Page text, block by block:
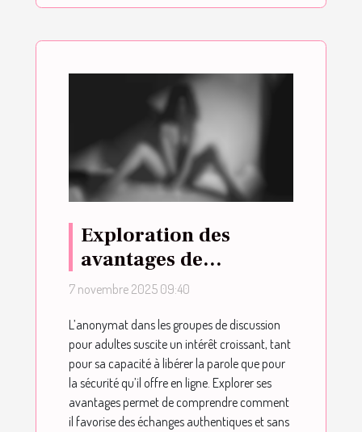
Exploration des
avantages de
l'anonymat dans les
pour adultes
7 novembre 2025 09:40
L’anonymat dans les groupes de discussion
pour adultes suscite un intérêt croissant, tant
pour sa capacité à libérer la parole que pour
la sécurité qu’il offre en ligne. Explorer ses
avantages permet de comprendre comment
il favorise des échanges authentiques et sans